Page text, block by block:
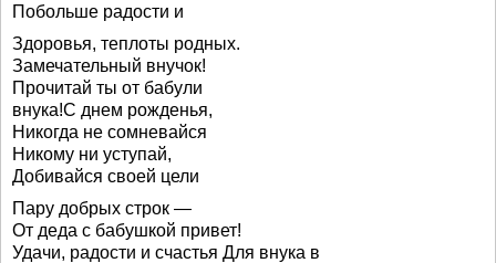
Побольше радости и
Здоровья, теплоты родных.
Замечательный внучок!
Прочитай ты от бабули
внука!С днем рожденья,
Никогда не сомневайся
Никому ни уступай,
Добивайся своей цели
Пару добрых строк —
От деда с бабушкой привет!
Удачи, радости и счастья Для внука в